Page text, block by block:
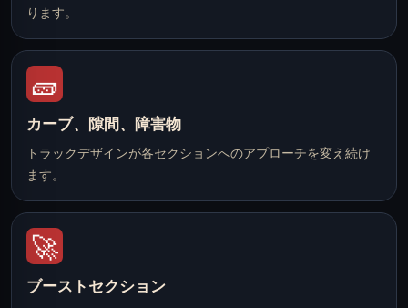
ります。
🧱
カーブ、隙間、障害物
トラックデザインが各セクションへのアプローチを変え続け
ます。
🚀
ブーストセクション